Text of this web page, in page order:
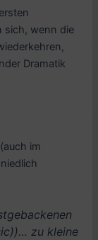
sich, wenn die
Dramatik
im
zu kleine